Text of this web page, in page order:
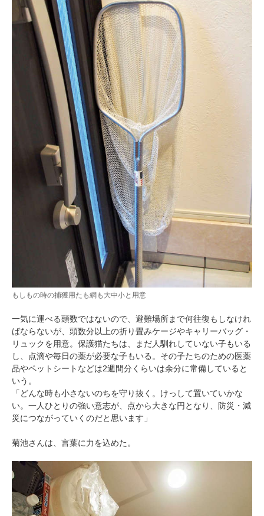
もしもの時の捕獲用たも網も大中小と用意
一気に運べる頭数ではないので、避難場所まで何往復もしなけれ
ばならないが、頭数分以上の折り畳みケージやキャリーバッグ・
リュックを用意。保護猫たちは、まだ人馴れしていない子もいる
し、点滴や毎日の薬が必要な子もいる。その子たちのための医薬
品やペットシートなどは2週間分くらいは余分に常備していると
いう。
「どんな時も小さないのちを守り抜く。けっして置いていかな
い。一人ひとりの強い意志が、点から大きな円となり、防災・減
災につながっていくのだと思います」
菊池さんは、言葉に力を込めた。